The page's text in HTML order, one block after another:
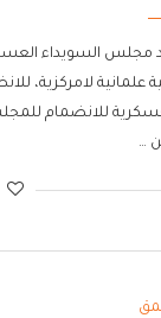
مجلس السويداء
علمانية لامركزية،
للانضمام
…